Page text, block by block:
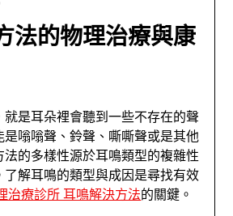
法的物理治療與康
是耳朵裡會聽到一些不存在的聲
嗡嗡聲、鈴聲、嘶嘶聲或是其他
的多樣性源於耳鳴類型的複雜性
解耳鳴的類型與成因是尋找有效
治療診所 耳鳴解決方法的關鍵。